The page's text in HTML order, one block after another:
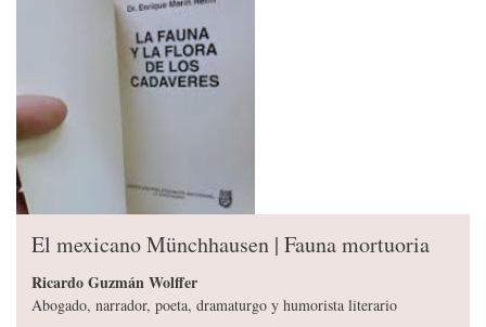
El mexicano Münchhausen | Fauna mortuoria
Ricardo Guzmán Wolffer
Abogado, narrador, poeta, dramaturgo y humorista literario